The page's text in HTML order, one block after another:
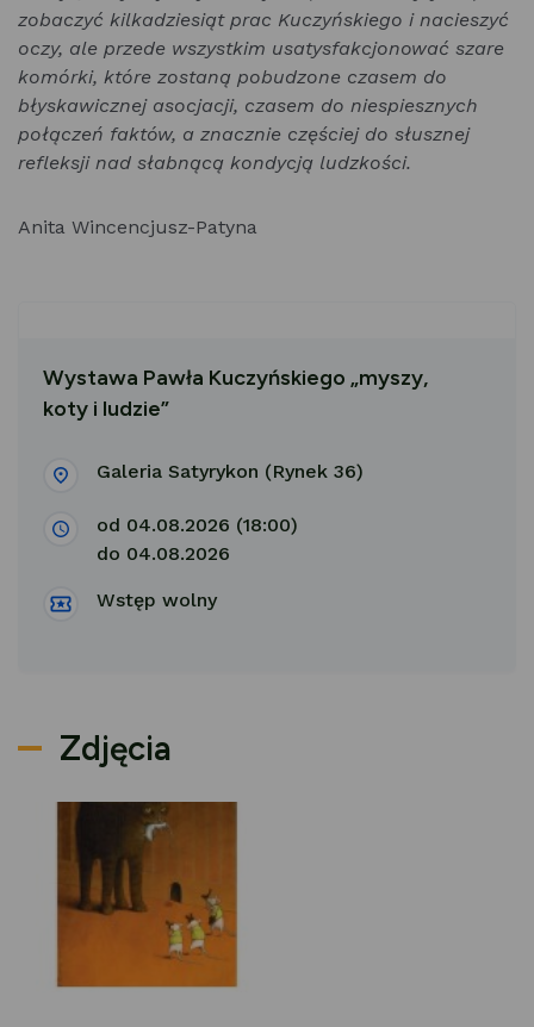
zobaczyć kilkadziesiąt prac Kuczyńskiego i nacieszyć
oczy, ale przede wszystkim usatysfakcjonować szare
komórki, które zostaną pobudzone czasem do
błyskawicznej asocjacji, czasem do niespiesznych
połączeń faktów, a znacznie częściej do słusznej
refleksji nad słabnącą kondycją ludzkości.
Anita Wincencjusz-Patyna
Wystawa Pawła Kuczyńskiego „myszy,
koty i ludzie”
Galeria Satyrykon (Rynek 36)
od 04.08.2026 (18:00)
do 04.08.2026
Wstęp wolny
Zdjęcia